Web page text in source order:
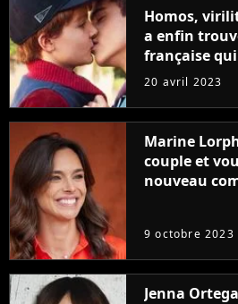
Homos,
a enfin
française
sans être
20 avril 2023
Marine
couple et
nouveau
9 octobre 2023
Jenna